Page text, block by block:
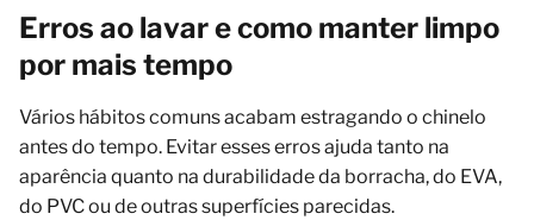
Erros ao lavar e como manter limpo
por mais tempo
Vários hábitos comuns acabam estragando o chinelo
antes do tempo. Evitar esses erros ajuda tanto na
aparência quanto na durabilidade da borracha, do EVA,
do PVC ou de outras superfícies parecidas.